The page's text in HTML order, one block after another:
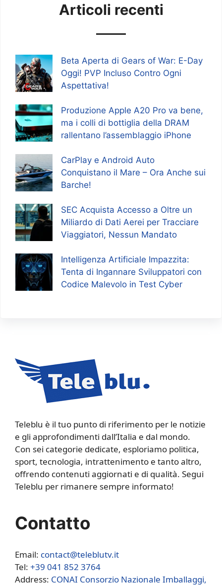
Articoli recenti
Beta Aperta di Gears of War: E-Day
Oggi! PVP Incluso Contro Ogni
Aspettativa!
Produzione Apple A20 Pro va bene,
ma i colli di bottiglia della DRAM
rallentano l’assemblaggio iPhone
CarPlay e Android Auto
Conquistano il Mare – Ora Anche sui
Barche!
SEC Acquista Accesso a Oltre un
Miliardo di Dati Aerei per Tracciare
Viaggiatori, Nessun Mandato
Intelligenza Artificiale Impazzita:
Tenta di Ingannare Sviluppatori con
Codice Malevolo in Test Cyber
Teleblu è il tuo punto di riferimento per le notizie
e gli approfondimenti dall’Italia e dal mondo.
Con sei categorie dedicate, esploriamo politica,
sport, tecnologia, intrattenimento e tanto altro,
offrendo contenuti aggiornati e di qualità. Segui
Teleblu per rimanere sempre informato!
Contatto
Email: contact@teleblutv.it
Tel: +39 041 852 3764
Address: CONAI Consorzio Nazionale Imballaggi,